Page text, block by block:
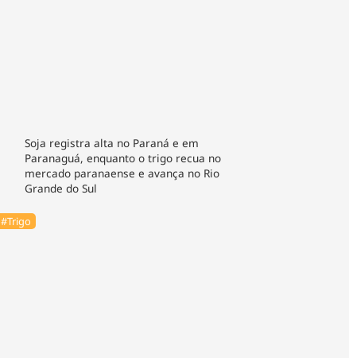
Soja registra alta no Paraná e em
Paranaguá, enquanto o trigo recua no
mercado paranaense e avança no Rio
Grande do Sul
#Trigo